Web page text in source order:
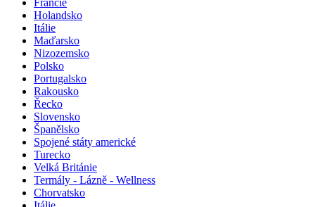
Dánsko
Francie
Holandsko
Itálie
Maďarsko
Nizozemsko
Polsko
Portugalsko
Rakousko
Řecko
Slovensko
Španělsko
Spojené státy americké
Turecko
Velká Británie
Termály - Lázně - Wellness